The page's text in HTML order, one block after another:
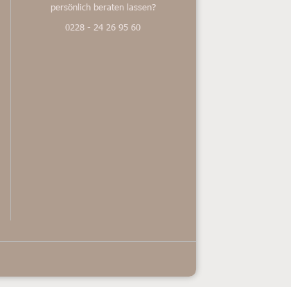
persönlich beraten lassen?
0228 - 24 26 95 60